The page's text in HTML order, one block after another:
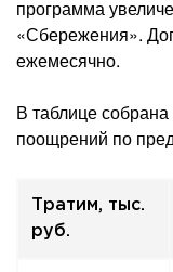
программа
«Сбережения».
ежемесячно.
В таблице
поощрений по
Тратим, тыс.
руб.